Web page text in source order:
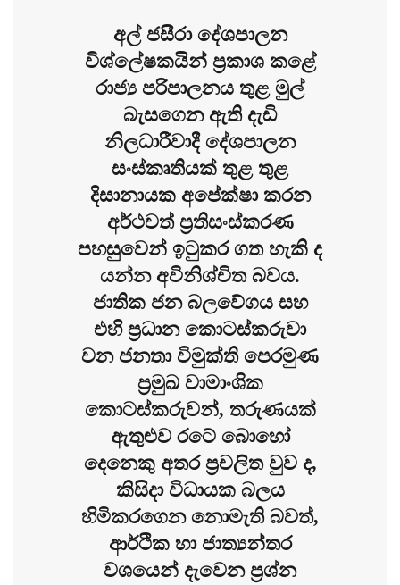
අල් ජසීරා දේශපාලන
විශ්ලේෂකයින් ප්‍රකාශ කළේ
රාජ්‍ය පරිපාලනය තුළ මුල්
බැසගෙන ඇති දැඩි
නිලධාරීවාදී දේශපාලන
සංස්කෘතියක් තුළ තුළ
දිසානායක අපේක්ෂා කරන
අර්ථවත් ප්‍රතිසංස්කරණ
පහසුවෙන් ඉටුකර ගත හැකි ද
යන්න අවිනිශ්චිත බවය.
ජාතික ජන බලවේගය සහ
එහි ප්‍රධාන කොටස්කරුවා
වන ජනතා විමුක්ති පෙරමුණ
ප්‍රමුඛ වාමාංශික
කොටස්කරුවන්, තරුණයක්
ඇතුළුව රටේ බොහෝ
දෙනෙකු අතර ප්‍රචලිත වුව ද,
කිසිදා විධායක බලය
හිමිකරගෙන නොමැති බවත්,
ආර්ථික හා ජාත්‍යන්තර
වශයෙන් දැවෙන ප්‍රශ්න